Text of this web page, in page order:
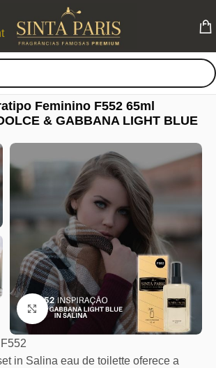
Feminino F552 65ml
& GABBANA LIGHT BLUE
Clique para ampliar
F552
in Salina eau de toilette oferece a